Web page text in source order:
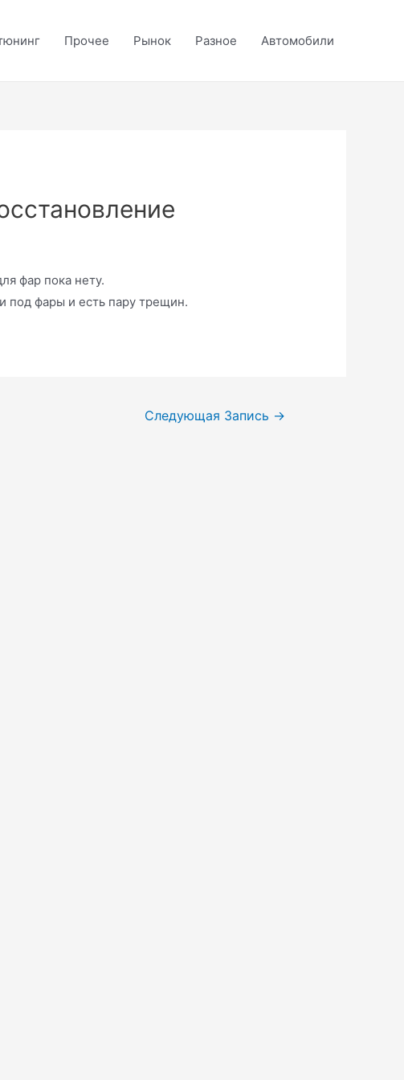
Прочее Рынок Разное Автомобили
фар пока нету.
фары и есть пару трещин.
Следующая Запись →